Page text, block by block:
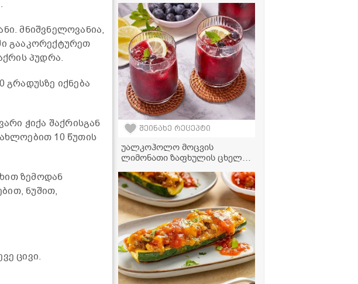
მნიშვნელოვანია,
გააკორექტურეთ
პუდრა.
გრადუსზე იქნება
ჭიქა შაქრისგან
10 წუთის
ზემოდან
ნუშით,
ცივი.
გამოდის!
შეინახე რეცეპტი
უალკოჰოლო მოცვის
ლიმონათი ზაფხულის ცხელი
წუთში!